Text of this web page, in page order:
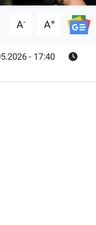
A- A+
- 17:40